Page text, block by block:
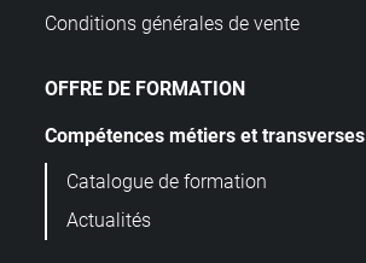
Conditions générales de vente
OFFRE DE FORMATION
Compétences métiers et transverses
Catalogue de formation
Actualités